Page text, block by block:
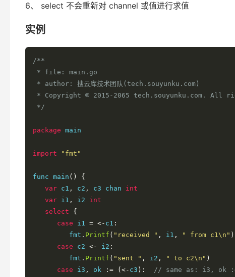
6、 select 不会重新对 channel 或值进行求值
实例
/**
* file: main.go
* author: 搜云库技术团队(tech.souyunku.com)
* Copyright © 2015-2065 tech.souyunku.com. All
*/
package main
import "fmt"
func main ()
{
var c1 , c2 , c3 chan int
var i1 , i2 int
select
{
case i1 = <- c1 :
         fmt
. Printf ( "received " , i1 , " from c1\n" )
case c2 <- i2 :
         fmt
. Printf ( "sent " , i2 , " to c2\n" )
case i3 , ok := (<- c3 ):
// same as: i3, ok